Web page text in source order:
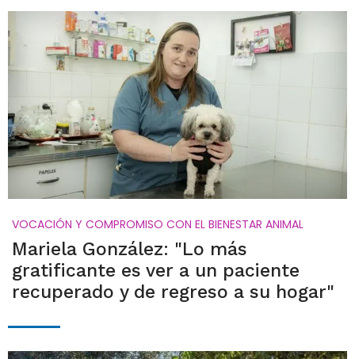
VOCACIÓN Y COMPROMISO CON EL BIENESTAR ANIMAL
Mariela González: "Lo más
gratificante es ver a un paciente
recuperado y de regreso a su hogar"